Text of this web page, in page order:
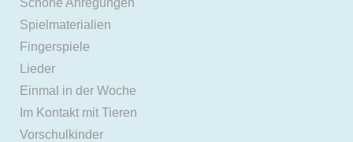
Spielmaterialien
Fingerspiele
Lieder
Einmal in der Woche
Im Kontakt mit Tieren
Vorschulkinder